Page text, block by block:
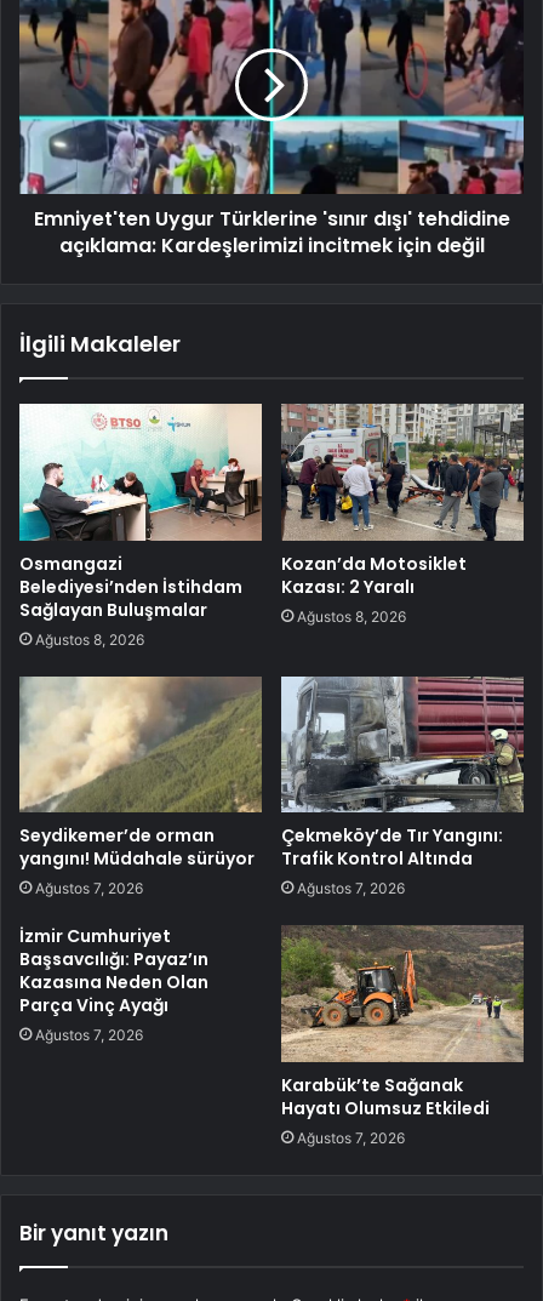
Emniyet'ten Uygur Türklerine 'sınır dışı' tehdidine
açıklama: Kardeşlerimizi incitmek için değil
İlgili Makaleler
Osmangazi
Belediyesi’nden İstihdam
Sağlayan Buluşmalar
Ağustos 8, 2026
Kozan’da Motosiklet
Kazası: 2 Yaralı
Ağustos 8, 2026
Seydikemer’de orman
yangını! Müdahale sürüyor
Ağustos 7, 2026
Çekmeköy’de Tır Yangını:
Trafik Kontrol Altında
Ağustos 7, 2026
İzmir Cumhuriyet
Başsavcılığı: Payaz’ın
Kazasına Neden Olan
Parça Vinç Ayağı
Ağustos 7, 2026
Karabük’te Sağanak
Hayatı Olumsuz Etkiledi
Ağustos 7, 2026
Bir yanıt yazın